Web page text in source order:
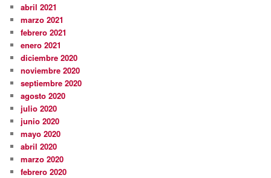
abril 2021
marzo 2021
febrero 2021
enero 2021
diciembre 2020
noviembre 2020
septiembre 2020
agosto 2020
julio 2020
junio 2020
mayo 2020
abril 2020
marzo 2020
febrero 2020